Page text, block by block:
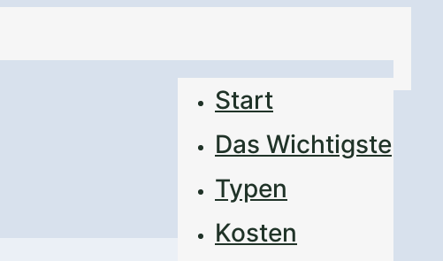
Start
Das Wichtigste
Typen
Kosten